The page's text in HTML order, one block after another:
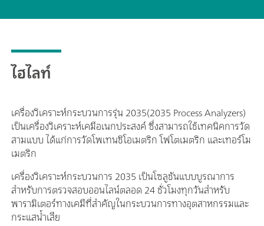
ไฮไลท์
เครื่องวิเคราะห์กระบวนการรุ่น 2035(2035 Process Analyzers)
เป็นเครื่องวิเคราะห์เคมีอเนกประสงค์ ซึ่งสามารถใช้เทคนิคการวัด
สามแบบ ได้แก่การวัดโพเทนชิโอเมตริก โฟโตเมตริก และเทอร์โม
เมตริก
เครื่องวิเคราะห์กระบวนการ 2035 เป็นโซลูชันแบบบูรณาการ
สำหรับการตรวจสอบออนไลน์ตลอด 24 ชั่วโมงทุกวันสำหรับ
พารามิเตอร์ทางเคมีที่สำคัญในกระบวนการทางอุตสาหกรรมและ
กระแสน้ำเสีย